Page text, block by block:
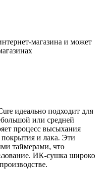
магазина и может
идеально подходит для
или средней
процесс высыхания
и лака. Эти
таймерами, что
ИК-сушка широко